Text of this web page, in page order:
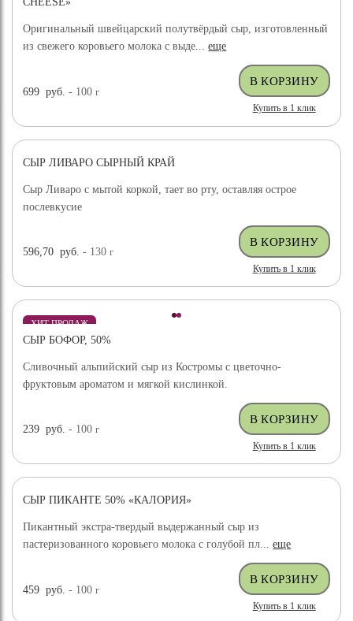
Оригинальный швейцарский полутвёрдый сыр, изготовленный
из свежего коровьего молока с выде...еще
699 руб. - 100г
Купить в 1 клик
СЫР ЛИВАРО СЫРНЫЙ КРАЙ
Сыр Ливаро с мытой коркой, тает во рту, оставляя острое
послевкусие
596,70 руб. - 130г
Купить в 1 клик
ХИТ ПРОДАЖ
СЫР БОФОР, 50%
Сливочный альпийский сыр из Костромы с цветочно-
фруктовым ароматом и мягкой кислинкой.
239 руб. - 100г
Купить в 1 клик
СЫР ПИКАНТЕ 50% «КАЛОРИЯ»
Пикантный экстра-твердый выдержанный сыр из
пастеризованного коровьего молока с голубой пл...еще
459 руб. - 100г
Купить в 1 клик